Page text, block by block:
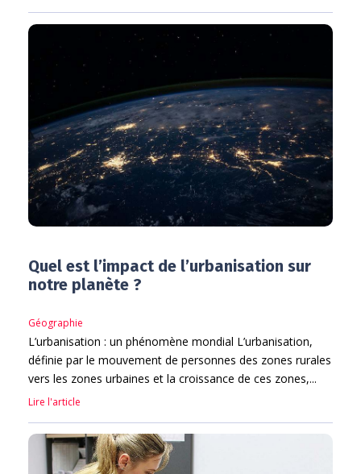
Quel est l’impact de l’urbanisation sur
notre planète ?
Géographie
L’urbanisation : un phénomène mondial L’urbanisation,
définie par le mouvement de personnes des zones rurales
vers les zones urbaines et la croissance de ces zones,...
Lire l'article